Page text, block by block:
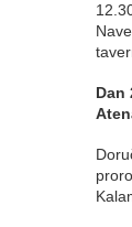
Dan